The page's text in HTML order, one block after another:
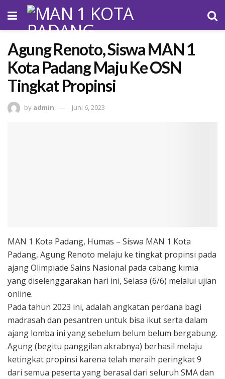
Agung Renoto, Siswa MAN 1
Kota Padang Maju Ke OSN
Tingkat Propinsi
by admin Juni 6, 2023
MAN 1 Kota Padang, Humas – Siswa MAN 1 Kota
Padang, Agung Renoto melaju ke tingkat propinsi pada
ajang Olimpiade Sains Nasional pada cabang kimia
yang diselenggarakan hari ini, Selasa (6/6) melalui ujian
online.
Pada tahun 2023 ini, adalah angkatan perdana bagi
madrasah dan pesantren untuk bisa ikut serta dalam
ajang lomba ini yang sebelum belum belum bergabung.
Agung (begitu panggilan akrabnya) berhasil melaju
ketingkat propinsi karena telah meraih peringkat 9
dari semua peserta yang berasal dari seluruh SMA dan